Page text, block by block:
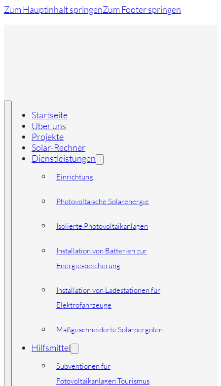
Zum Hauptinhalt springenZum Footer springen
Startseite
Über uns
Projekte
Solar-Rechner
Dienstleistungen
Einrichtung
Photovoltaische Solarenergie
Isolierte Photovoltaikanlagen
Installation von Batterien zur
Energiespeicherung
Installation von Ladestationen für
Elektrofahrzeuge
Maßgeschneiderte Solarpergolen
Hilfsmittel
Subventionen für
Fotovoltaikanlagen Tourismus